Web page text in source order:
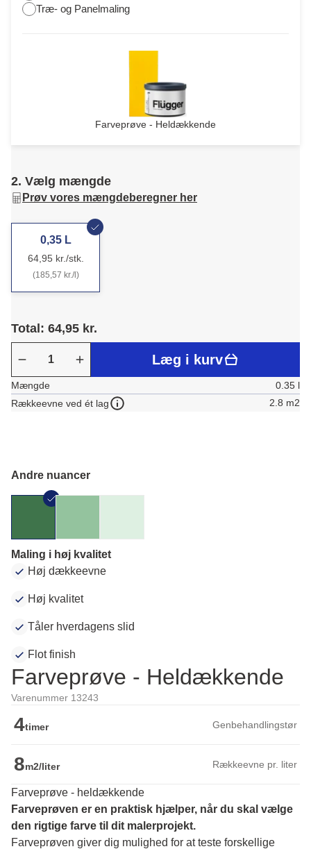
Træ- og Panelmaling
Farveprøve - Heldækkende
2. Vælg mængde
Prøv vores mængdeberegner her
0,35 L
64,95 kr./stk.
(185,57 kr./l)
Total: 64,95 kr.
Læg i kurv
Mængde
0.35 l
Rækkeevne ved ét lag
2.8 m2
Andre nuancer
Maling i høj kvalitet
Høj dækkeevne
Høj kvalitet
Tåler hverdagens slid
Flot finish
Farveprøve - Heldækkende
Varenummer 13243
4timer Genbehandlingstør
8m2/liter Rækkeevne pr. liter
Farveprøve - heldækkende
Farveprøven er en praktisk hjælper, når du skal vælge
den rigtige farve til dit malerprojekt.
Farveprøven giver dig mulighed for at teste forskellige